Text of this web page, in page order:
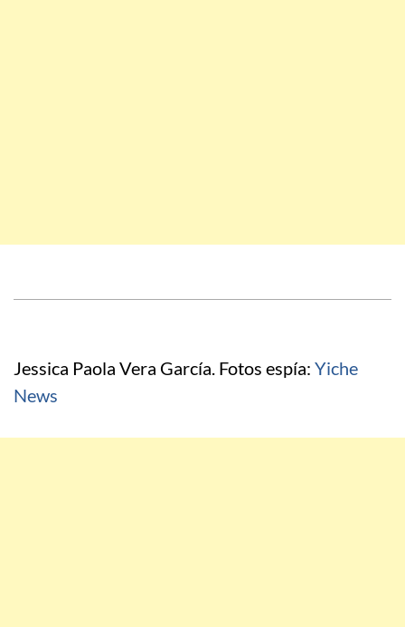
Jessica Paola Vera García. Fotos espía: Yiche
News